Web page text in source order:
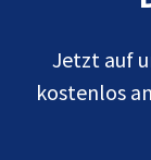
Jetzt auf
kostenlos